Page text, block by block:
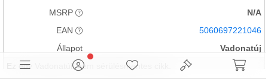
MSRP
N/A
EAN
5060697221046
Állapot
Vadonatúj
Ez egy Vadonatúj, nem sérülésmentes cikk.